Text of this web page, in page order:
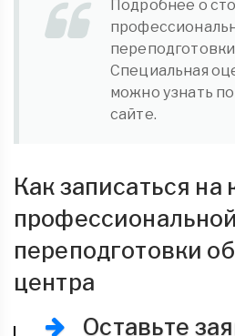
Подробнее о
Специальная
можно узнать
сайте.
Как записаться на
профессиональной
переподготовки
центра
Оставьте